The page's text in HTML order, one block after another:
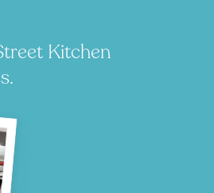
Kitchen